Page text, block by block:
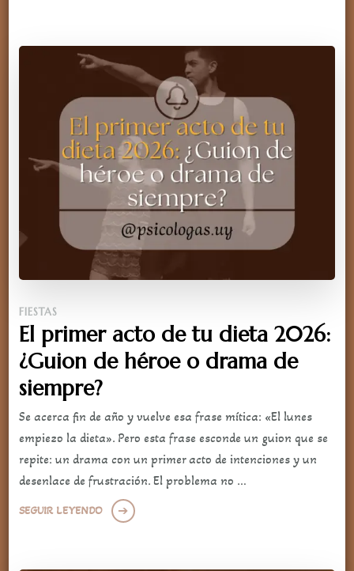
FIESTAS
El primer acto de tu dieta 2026:
¿Guion de héroe o drama de
siempre?
Se acerca fin de año y vuelve esa frase mítica: «El lunes
empiezo la dieta». Pero esta frase esconde un guion que se
repite: un drama con un primer acto de intenciones y un
desenlace de frustración. El problema no …
SEGUIR LEYENDO